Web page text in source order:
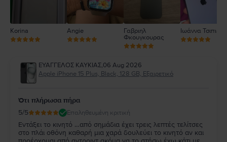
Korina Angie
Γαβριηλ
Φκουγκουρας
Ιωάννα
ΕΥΑΓΓΕΛΟΣ ΚΑΥΚΙΑΣ,06 Aug 2026
Apple iPhone 15 Plus, Black, 128 GB, Εξαιρετικό
Ότι πλήρωσα πήρα
5/5 Επαληθευμένη κριτική
Εντάξει το κινητό …από σημάδια έχει τρεις λεπτές τελίτσες
στο πλάι οθόνη καθαρή μια χαρά δουλεύει το κινητό αν και